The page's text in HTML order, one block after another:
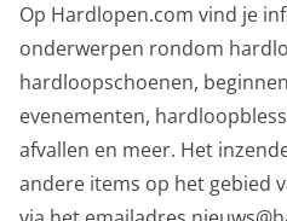
Op Hardlopen.com vind je
onderwerpen rondom
hardloopschoenen,
evenementen,
afvallen en meer. Het
andere items op het gebied